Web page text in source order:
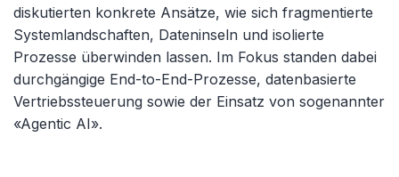
diskutierten konkrete Ansätze, wie sich fragmentierte
Systemlandschaften, Dateninseln und isolierte
Prozesse überwinden lassen. Im Fokus standen dabei
durchgängige End-to-End-Prozesse, datenbasierte
Vertriebssteuerung sowie der Einsatz von sogenannter
«Agentic AI».